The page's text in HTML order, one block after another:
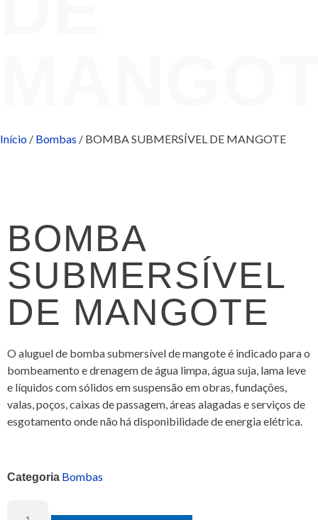
Início / Bombas / BOMBA SUBMERSÍVEL DE MANGOTE
BOMBA
SUBMERSÍVEL
DE MANGOTE
O aluguel de bomba submersível de mangote é indicado para o
bombeamento e drenagem de água limpa, água suja, lama leve
e líquidos com sólidos em suspensão em obras, fundações,
valas, poços, caixas de passagem, áreas alagadas e serviços de
esgotamento onde não há disponibilidade de energia elétrica.
Categoria Bombas